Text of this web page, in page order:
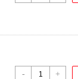
- +